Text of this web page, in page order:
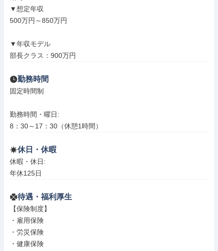
▼想定年収
500万円～850万円
▼年収モデル
部長クラス：900万円
勤務時間
固定時間制
勤務時間・曜日:
8：30～17：30（休憩1時間）
休日・休暇
休暇・休日:
年休125日
待遇・福利厚生
【保険制度】
・雇用保険
・労災保険
・健康保険